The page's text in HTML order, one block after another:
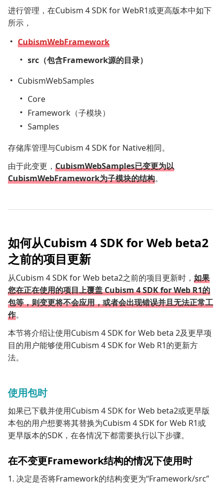
进行管理，在Cubism 4 SDK for WebR1或更高版本中如下
所示，
CubismWebFramework
src（包含Framework源的目录）
CubismWebSamples
Core
Framework（子模块）
Samples
存储库管理与Cubism 4 SDK for Native相同。
由于此变更， CubismWebSamples已变更为以
CubismWebFramework为子模块的结构。
如何从Cubism 4 SDK for Web beta2
之前的项目更新
从Cubism 4 SDK for Web beta2之前的项目更新时， 如果
您在正在使用的项目上覆盖 Cubism 4 SDK for Web R1的
包等，则变更将不会应用，或者会出现错误并且无法正常工
作。
本节将介绍让使用Cubism 4 SDK for Web beta 2及更早项
目的用户能够使用Cubism 4 SDK for Web R1的更新方
法。
使用包时
如果已下载并使用Cubism 4 SDK for Web beta2或更早版
本包的用户想要将其替换为Cubism 4 SDK for Web R1或
更早版本的SDK，在各情况下都需要执行以下步骤。
在不变更Framework结构的情况下使用时
1. 决定是否将Framework的结构变更为“Framework/src”